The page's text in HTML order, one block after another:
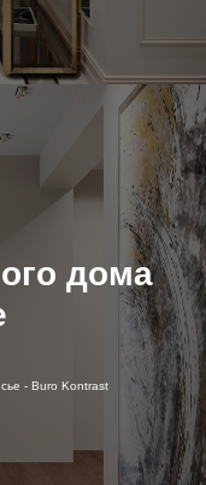
дома
- Buro Kontrast